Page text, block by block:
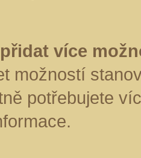
více
možností
potřebujete